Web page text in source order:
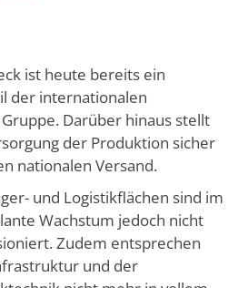
ist heute bereits ein
der internationalen
Darüber hinaus stellt
der Produktion sicher
nationalen Versand.
und Logistikflächen sind im
Wachstum jedoch nicht
Zudem entsprechen
und der